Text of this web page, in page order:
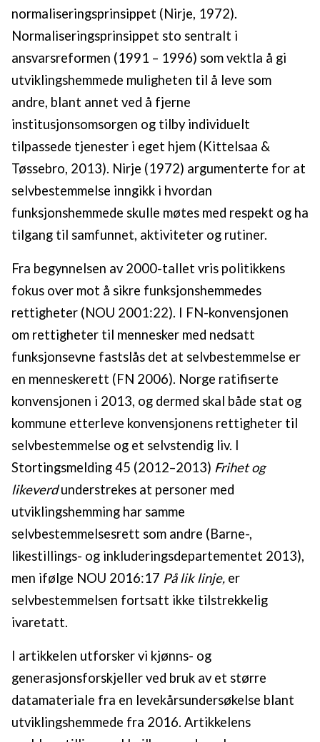
normaliseringsprinsippet (Nirje, 1972).
Normaliseringsprinsippet sto sentralt i
ansvarsreformen (1991 – 1996) som vektla å gi
utviklingshemmede muligheten til å leve som
andre, blant annet ved å fjerne
institusjonsomsorgen og tilby individuelt
tilpassede tjenester i eget hjem (Kittelsaa &
Tøssebro, 2013). Nirje (1972) argumenterte for at
selvbestemmelse inngikk i hvordan
funksjonshemmede skulle møtes med respekt og ha
tilgang til samfunnet, aktiviteter og rutiner.
Fra begynnelsen av 2000-tallet vris politikkens
fokus over mot å sikre funksjonshemmedes
rettigheter (NOU 2001:22). I FN-konvensjonen
om rettigheter til mennesker med nedsatt
funksjonsevne fastslås det at selvbestemmelse er
en menneskerett (FN 2006). Norge ratifiserte
konvensjonen i 2013, og dermed skal både stat og
kommune etterleve konvensjonens rettigheter til
selvbestemmelse og et selvstendig liv. I
Stortingsmelding 45 (2012–2013) Frihet og
likeverdunderstrekes at personer med
utviklingshemming har samme
selvbestemmelsesrett som andre (Barne-,
likestillings- og inkluderingsdepartementet 2013),
men ifølge NOU 2016:17 På lik linje, er
selvbestemmelsen fortsatt ikke tilstrekkelig
ivaretatt.
I artikkelen utforsker vi kjønns- og
generasjonsforskjeller ved bruk av et større
datamateriale fra en levekårsundersøkelse blant
utviklingshemmede fra 2016. Artikkelens